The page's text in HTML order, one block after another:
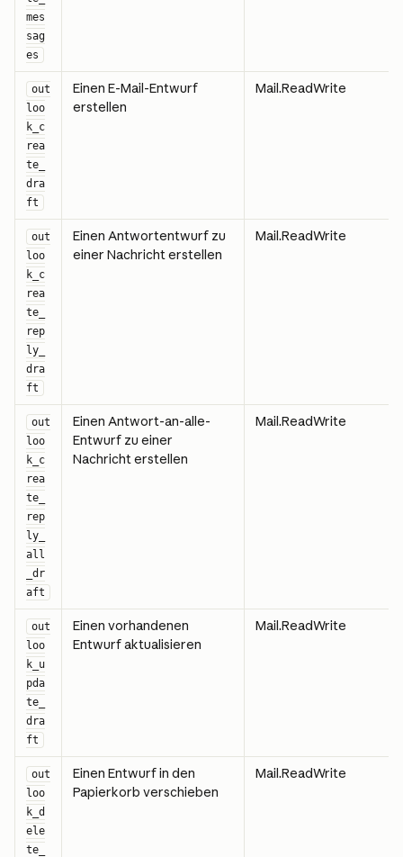
mes
sag
es
out
loo
k_c
rea
te_
dra
ft
Einen E-Mail-Entwurf
erstellen
Mail.ReadWrite
out
loo
k_c
rea
te_
rep
ly_
dra
ft
Einen Antwortentwurf zu
einer Nachricht erstellen
Mail.ReadWrite
out
loo
k_c
rea
te_
rep
ly_
all
_dr
aft
Einen Antwort-an-alle-
Entwurf zu einer
Nachricht erstellen
Mail.ReadWrite
out
loo
k_u
pda
te_
dra
ft
Einen vorhandenen
Entwurf aktualisieren
Mail.ReadWrite
out
loo
k_d
ele
te_
Einen Entwurf in den
Papierkorb verschieben
Mail.ReadWrite